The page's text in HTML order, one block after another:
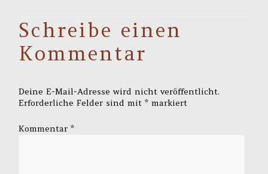
Schreibe einen
Kommentar
Deine E-Mail-Adresse wird nicht veröffentlicht.
Erforderliche Felder sind mit* markiert
Kommentar*